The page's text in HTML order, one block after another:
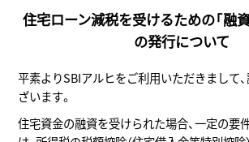
住宅ローン減税を受けるための「融
の発行について
平素よりSBIアルヒをご利用いただきまして
ざいます。
住宅資金の融資を受けられた場合、一定の要